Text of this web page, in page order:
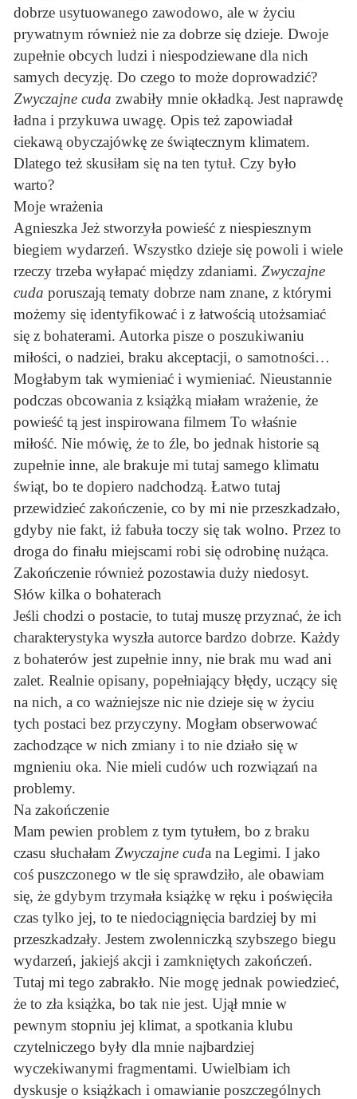
dobrze usytuowanego zawodowo, ale w życiu
prywatnym również nie za dobrze się dzieje. Dwoje
zupełnie obcych ludzi i niespodziewane dla nich
samych decyzję. Do czego to może doprowadzić?
Zwyczajne cuda zwabiły mnie okładką. Jest naprawdę
ładna i przykuwa uwagę. Opis też zapowiadał
ciekawą obyczajówkę ze świątecznym klimatem.
Dlatego też skusiłam się na ten tytuł. Czy było
warto?
Moje wrażenia
Agnieszka Jeż stworzyła powieść z niespiesznym
biegiem wydarzeń. Wszystko dzieje się powoli i wiele
rzeczy trzeba wyłapać między zdaniami. Zwyczajne
cuda poruszają tematy dobrze nam znane, z którymi
możemy się identyfikować i z łatwością utożsamiać
się z bohaterami. Autorka pisze o poszukiwaniu
miłości, o nadziei, braku akceptacji, o samotności…
Mogłabym tak wymieniać i wymieniać. Nieustannie
podczas obcowania z książką miałam wrażenie, że
powieść tą jest inspirowana filmem To właśnie
miłość. Nie mówię, że to źle, bo jednak historie są
zupełnie inne, ale brakuje mi tutaj samego klimatu
świąt, bo te dopiero nadchodzą. Łatwo tutaj
przewidzieć zakończenie, co by mi nie przeszkadzało,
gdyby nie fakt, iż fabuła toczy się tak wolno. Przez to
droga do finału miejscami robi się odrobinę nużąca.
Zakończenie również pozostawia duży niedosyt.
Słów kilka o bohaterach
Jeśli chodzi o postacie, to tutaj muszę przyznać, że ich
charakterystyka wyszła autorce bardzo dobrze. Każdy
z bohaterów jest zupełnie inny, nie brak mu wad ani
zalet. Realnie opisany, popełniający błędy, uczący się
na nich, a co ważniejsze nic nie dzieje się w życiu
tych postaci bez przyczyny. Mogłam obserwować
zachodzące w nich zmiany i to nie działo się w
mgnieniu oka. Nie mieli cudów uch rozwiązań na
problemy.
Na zakończenie
Mam pewien problem z tym tytułem, bo z braku
czasu słuchałam Zwyczajne cuda na Legimi. I jako
coś puszczonego w tle się sprawdziło, ale obawiam
się, że gdybym trzymała książkę w ręku i poświęciła
czas tylko jej, to te niedociągnięcia bardziej by mi
przeszkadzały. Jestem zwolenniczką szybszego biegu
wydarzeń, jakiejś akcji i zamkniętych zakończeń.
Tutaj mi tego zabrakło. Nie mogę jednak powiedzieć,
że to zła książka, bo tak nie jest. Ujął mnie w
pewnym stopniu jej klimat, a spotkania klubu
czytelniczego były dla mnie najbardziej
wyczekiwanymi fragmentami. Uwielbiam ich
dyskusje o książkach i omawianie poszczególnych